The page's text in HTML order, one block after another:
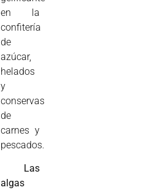
en la
confitería
de
azúcar,
helados
y
conservas
de
carnes y
pescados.
Las
algas